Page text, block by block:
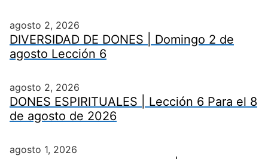
agosto 2, 2026
DIVERSIDAD DE DONES | Domingo 2 de
agosto Lección 6
agosto 2, 2026
DONES ESPIRITUALES | Lección 6 Para el 8
de agosto de 2026
agosto 1, 2026